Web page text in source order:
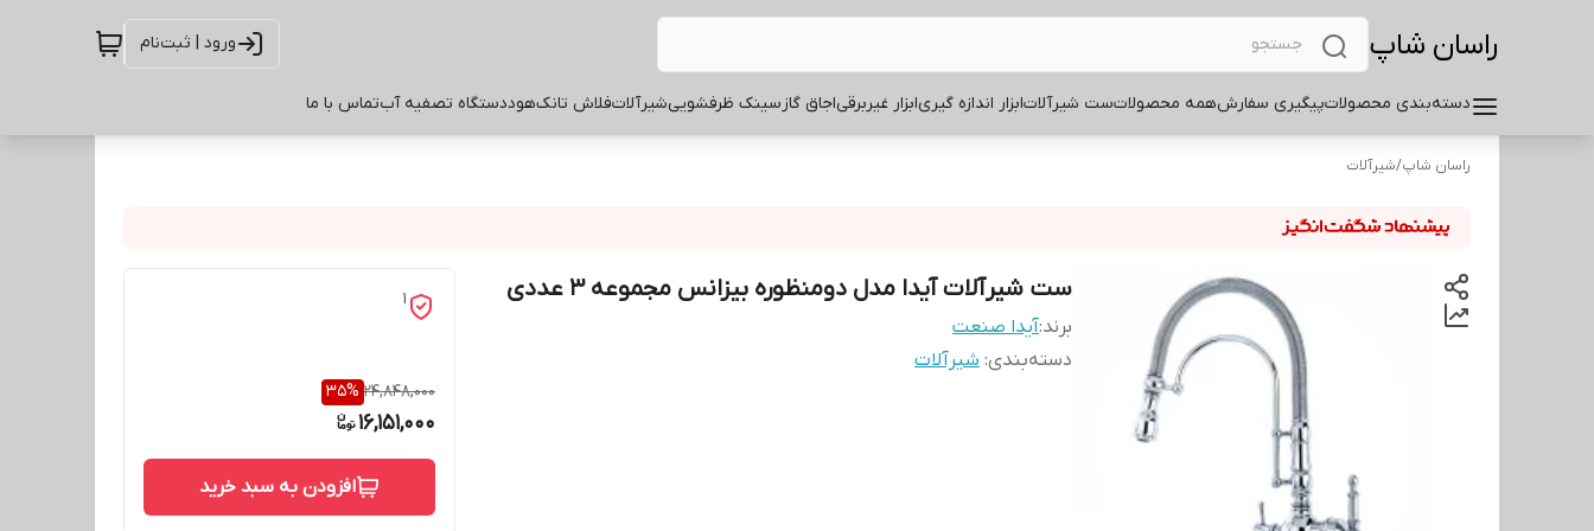
راسان شاپ ورود | ثبت‌نام
دسته‌بندی محصولاتپیگیری سفارشهمه محصولاتست شیرآلاتابزار اندازه گیریابزار غیربرقیاجاق گازسینک ظرفشوییشیرآلاتفلاش تانکهوددستگاه تصفیه آبتماس با ما
راسان شاپ/شیرآلات
ست شیرآلات آیدا مدل دومنظوره بیزانس مجموعه 3 عددی
برند:آیدا صنعت
دسته‌بندی: شیرآلات
1
24,848,000
35%
16,151,000
افزودن به سبد خرید